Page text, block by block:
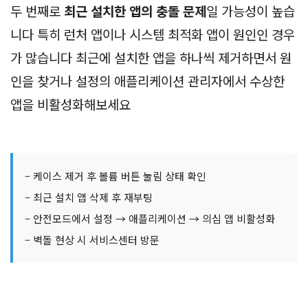
두 번째로 최근 설치한 앱의 충돌 문제일 가능성이 높습
니다 특히 런처 앱이나 시스템 최적화 앱이 원인인 경우
가 많습니다 최근에 설치한 앱을 하나씩 제거하면서 원
인을 찾거나 설정의 애플리케이션 관리자에서 수상한
앱을 비활성화해보세요
– 케이스 제거 후 볼륨 버튼 눌림 상태 확인
– 최근 설치 앱 삭제 후 재부팅
– 안전모드에서 설정 → 애플리케이션 → 의심 앱 비활성화
– 벽돌 현상 시 서비스센터 방문